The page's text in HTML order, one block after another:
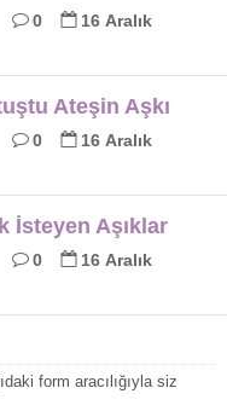
0
16 Aralık
Ateşin Aşkı
0
16 Aralık
İsteyen Aşıklar
0
16 Aralık
form aracılığıyla siz